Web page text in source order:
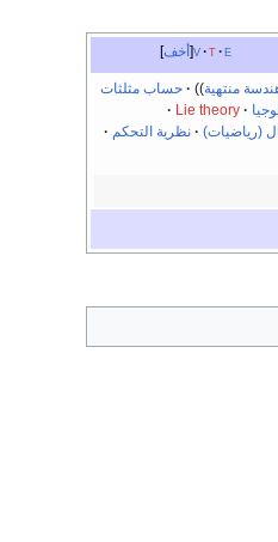
أخف v t e
منتهية
حساب مثلثات
Lie theory
(رياضيات)
نظرية التحكم